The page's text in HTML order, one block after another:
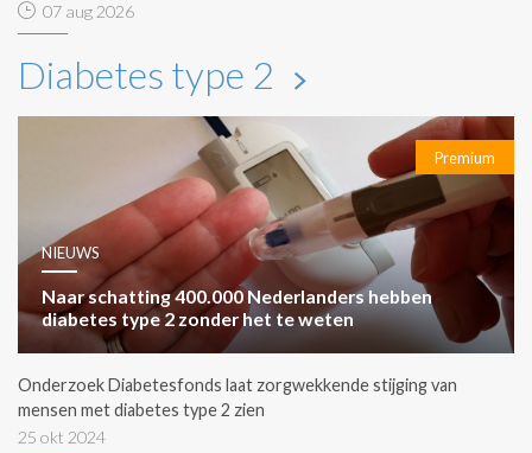
07 aug 2026
Diabetes type 2
Premium
NIEUWS
Naar schatting 400.000 Nederlanders hebben
diabetes type 2 zonder het te weten
Onderzoek Diabetesfonds laat zorgwekkende stijging van
mensen met diabetes type 2 zien
25 okt 2024